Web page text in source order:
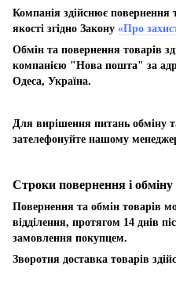
Компанія здійснює повернення
якості згідно Закону «Про
Обмін та повернення товарів
компанією "Нова пошта" за
Одеса, Україна.
Для вирішення питань обміну
зателефонуйте нашому
Строки повернення і обміну
Повернення та обмін товарів
відділення, протягом 14 днів
замовлення покупцем.
Зворотня доставка товарів